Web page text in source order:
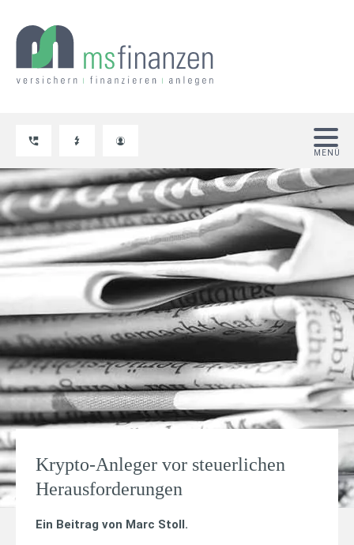
Krypto-Anleger vor steuerlichen
Herausforderungen
Ein Beitrag von Marc Stoll.